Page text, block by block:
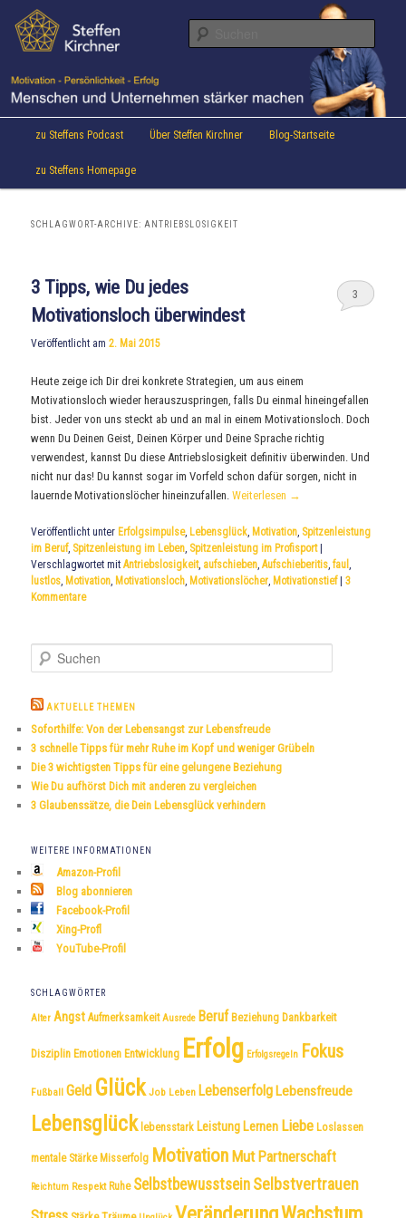
Inhalt
wechseln
sekundären
Inhalt
Steffen Kirchner Blog
Aktuelles von Speaker & Motivationstrainer Steffen Kirchner
Hauptmenü
zu Steffens Podcast Über Steffen Kirchner Blog-Startseite
zu Steffens Homepage
SCHLAGWORT-ARCHIVE: ANTRIEBSLOSIGKEIT
3 Tipps, wie Du jedes
Motivationsloch überwindest
Veröffentlicht am2. Mai 2015
3
Heute zeige ich Dir drei konkrete Strategien, um aus einem
Motivationsloch wieder herauszuspringen, falls Du einmal hineingefallen
bist. Jeder von uns steckt ab und an mal in einem Motivationsloch. Doch
wenn Du Deinen Geist, Deinen Körper und Deine Sprache richtig
verwendest, kannst Du diese Antriebslosigkeit definitiv überwinden. Und
nicht nur das! Du kannst sogar im Vorfeld schon dafür sorgen, nicht in
lauernde Motivationslöcher hineinzufallen.Weiterlesen →
Veröffentlicht unter Erfolgsimpulse, Lebensglück Motivation Spitzenleistung
im Beruf, Spitzenleistung im Leben Spitzenleistung im Profisport |
Verschlagwortet mit Antriebslosigkeit, aufschieben ,Aufschieberitis ,faul
lustlos Motivation Motivationsloch Motivationslöcher Motivationstief |3
Kommentare
u
h
AKTUELLE THEMEN
Soforthilfe: Von der Lebensangst zur Lebensfreude
3 schnelle Tipps für mehr Ruhe im Kopf und weniger Grübeln
Die 3 wichtigsten Tipps für eine gelungene Beziehung
Wie Du aufhörst Dich mit anderen zu vergleichen
3 Glaubenssätze, die Dein Lebensglück verhindern
WEITERE INFORMATIONEN
Amazon-Profil
Blog abonnieren
Facebook-Profil
Xing-Profl
YouTube-Profil
SCHLAGWÖRTER
Alter Angst Aufmerksamkeit Ausrede Beruf Beziehung Dankbarkeit
Disziplin Emotionen Entwicklung Erfolg Erfolgsregeln Fokus
Fußball Geld Glück Job Leben Lebenserfolg Lebensfreude
Lebensglück lebensstark Leistung Lernen Liebe Loslassen
mentale Stärke Misserfolg Motivation Mut Partnerschaft
Reichtum Respekt Ruhe Selbstbewusstsein Selbstvertrauen